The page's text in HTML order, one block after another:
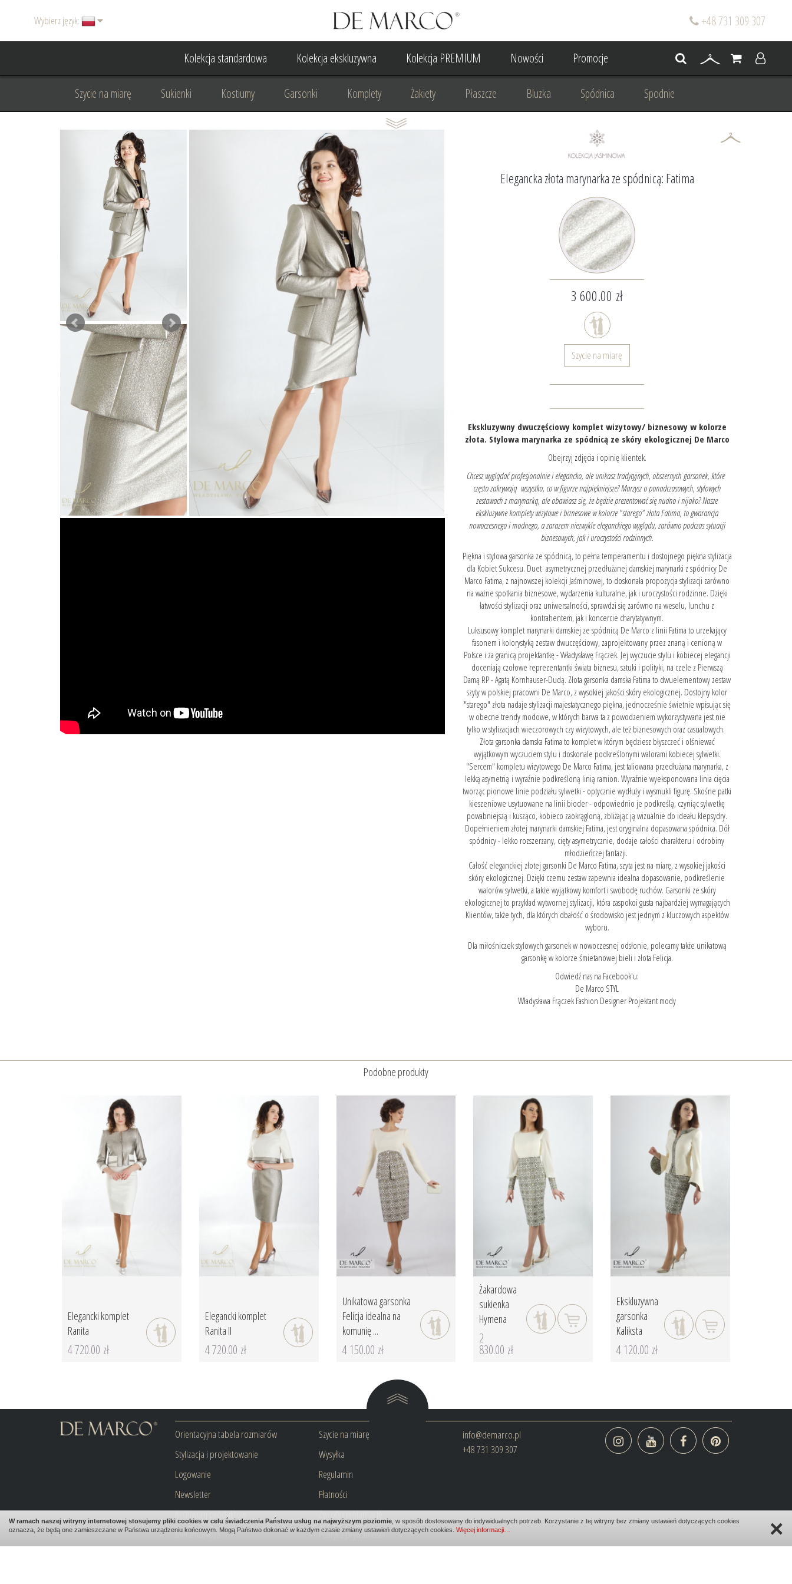
+48 731 309 307
Wybierz język:
Kolekcja standardowa Kolekcja ekskluzywna Kolekcja PREMIUM Nowości Promocje
Szycie na miarę Sukienki Kostiumy Garsonki Komplety Żakiety Płaszcze Bluzka Spódnica Spodnie
Basic Dodatki Garnitury damskie Suknia Wieczorowa Suknia Ślubna Dla mamy wesela
Odzież wizytowa Odzież biznesowa Projektowanie/ Stylizacja
Elegancka złota marynarka ze spódnicą: Fatima
3 600.00 zł
Szycie na miarę
Ekskluzywny dwuczęściowy komplet wizytowy/ biznesowy w kolorze
złota. Stylowa marynarka ze spódnicą ze skóry ekologicznej De Marco
Obejrzyj zdjęcia i opinię klientek.
Chcesz wyglądać profesjonalnie i elegancko, ale unikasz tradycyjnych, obszernych garsonek, które
często zakrywają wszystko, co w figurze najpiękniejsze? Marzysz o ponadczasowych, stylowych
zestawach z marynarką, ale obawiasz się, że będzie prezentować się nudno i nijako? Nasze
ekskluzywne komplety wizytowe i biznesowe w kolorze "starego" złota Fatima, to gwarancja
nowoczesnego i modnego, a zarazem niezwykle eleganckiego wyglądu, zarówno podczas sytuacji
biznesowych, jak i uroczystości rodzinnych.
Piękna i stylowa garsonka ze spódnicą, to pełna temperamentu i dostojnego piękna stylizacja
dla Kobiet Sukcesu. Duet asymetrycznej przedłużanej damskiej marynarki z spódnicy De
Marco Fatima, z najnowszej kolekcji Jaśminowej, to doskonała propozycja stylizacji zarówno
na ważne spotkania biznesowe, wydarzenia kulturalne, jak i uroczystości rodzinne. Dzięki
łatwości stylizacji oraz uniwersalności, sprawdzi się zarówno na weselu, lunchu z
kontrahentem, jak i koncercie charytatywnym.
Luksusowy komplet marynarki damskiej ze spódnicą De Marco z linii Fatima to urzekający
fasonem i kolorystyką zestaw dwuczęściowy, zaprojektowany przez znaną i cenioną w
Polsce i za granicą projektantkę - Władysławę Frączek. Jej wyczucie stylu i kobiecej elegancji
doceniają czołowe reprezentantki świata biznesu, sztuki i polityki, na czele z Pierwszą
Damą RP - Agatą Kornhauser-Dudą. Złota garsonka damska Fatima to dwuelementowy zestaw
szyty w polskiej pracowni De Marco, z wysokiej jakości skóry ekologicznej. Dostojny kolor
"starego" złota nadaje stylizacji majestatycznego piękna, jednocześnie świetnie wpisując się
w obecne trendy modowe, w których barwa ta z powodzeniem wykorzystywana jest nie
tylko w stylizacjach wieczorowych czy wizytowych, ale też biznesowych oraz casualowych.
Złota garsonka damska Fatima to komplet w którym będziesz błyszczeć i olśniewać
wyjątkowym wyczuciem stylu i doskonale podkreślonymi walorami kobiecej sylwetki.
"Sercem" kompletu wizytowego De Marco Fatima, jest taliowana przedłużana marynarka, z
lekką asymetrią i wyraźnie podkreśloną linią ramion. Wyraźnie wyeksponowana linia cięcia
tworząc pionowe linie podziału sylwetki - optycznie wydłuży i wysmukli figurę. Skośne patki
kieszeniowe usytuowane na linii bioder - odpowiednio je podkreślą, czyniąc sylwetkę
powabniejszą i kusząco, kobieco zaokrągloną, zbliżając ją wizualnie do ideału klepsydry.
Dopełnieniem złotej marynarki damskiej Fatima, jest oryginalna dopasowana spódnica. Dół
spódnicy - lekko rozszerzany, cięty asymetrycznie, dodaje całości charakteru i odrobiny
młodzieńczej fantazji.
Całość eleganckiej złotej garsonki De Marco Fatima, szyta jest na miarę, z wysokiej jakości
skóry ekologicznej. Dzięki czemu zestaw zapewnia idealna dopasowanie, podkreślenie
walorów sylwetki, a także wyjątkowy komfort i swobodę ruchów. Garsonki ze skóry
ekologicznej to przykład wytwornej stylizacji, która zaspokoi gusta najbardziej wymagających
Klientów, także tych, dla których dbałość o środowisko jest jednym z kluczowych aspektów
wyboru.
Dla miłośniczek stylowych garsonek w nowoczesnej odsłonie, polecamy także unikatową
garsonkę w kolorze śmietanowej bieli i złota Felicja.
Odwiedź nas na Facebook'u:
De Marco STYL
Władysława Frączek Fashion Designer Projektant mody
Podobne produkty
Elegancki komplet
Ranita
4 720.00 zł
Elegancki komplet
Ranita II
4 720.00 zł
Unikatowa garsonka
Felicja idealna na
komunię ...
4 150.00 zł
Żakardowa
sukienka
Hymena
2
830.00 zł
Ekskluzywna
garsonka
Kaliksta
4 120.00 zł
Orientacyjna tabela rozmiarów
Stylizacja i projektowanie
Logowanie
Newsletter
Archiwum produktów
Metamorfoza
Szycie na miarę
Wysyłka
Regulamin
Płatności
Zwroty i reklamacje
Polityka prywatności
info@demarco.pl
+48 731 309 307
×
W ramach naszej witryny internetowej stosujemy pliki cookies w celu świadczenia Państwu usług na najwyższym poziomie , w sposób dostosowany do indywidualnych potrzeb. Korzystanie z tej witryny bez zmiany ustawień dotyczących cookies
oznacza, że będą one zamieszczane w Państwa urządzeniu końcowym. Mogą Państwo dokonać w każdym czasie zmiany ustawień dotyczących cookies. Więcej informacji…